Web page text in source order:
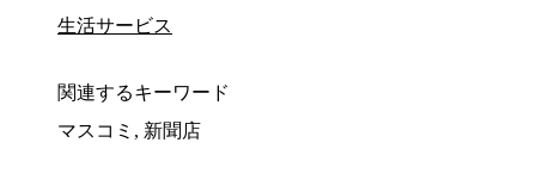
生活サービス
関連するキーワード
マスコミ, 新聞店